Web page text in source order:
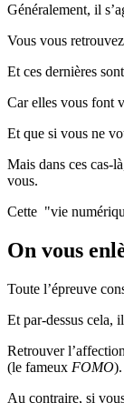
Généralement, il
Vous vous
Et ces dernières
Car elles vous font
Et que si vous ne
Mais dans ces cas-
vous.
Cette "vie
On vous
Toute l’épreuve
Et par-dessus cela,
Retrouver
(le fameux FOMO).
Au contraire, si